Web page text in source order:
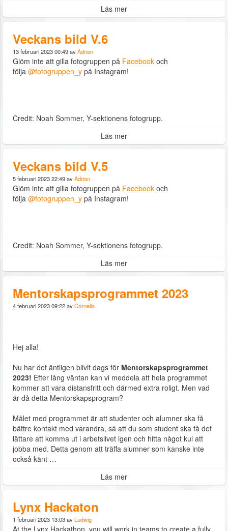
Läs mer
Veckans bild V.6
13 februari 2023 00:49 avAdrian
Glöm inte att gilla fotogruppen på Facebook och
följa @fotogruppen_y på Instagram!
Credit: Noah Sommer, Y-sektionens fotogrupp.
Läs mer
Veckans bild V.5
5 februari 2023 22:49 avAdrian
Glöm inte att gilla fotogruppen på Facebook och
följa @fotogruppen_y på Instagram!
Credit: Noah Sommer, Y-sektionens fotogrupp.
Läs mer
Mentorskapsprogrammet 2023
4 februari 2023 09:22 avCornelia
Hej alla!
Nu har det äntligen blivit dags för Mentorskapsprogrammet
2023! Efter lång väntan kan vi meddela att hela programmet
kommer att vara distansfritt och därmed extra roligt. Men vad
är då detta Mentorskapsprogram?
Målet med programmet är att studenter och alumner ska få
bättre kontakt med varandra, så att du som student ska få det
lättare att komma ut i arbetslivet igen och hitta något kul att
jobba med. Detta genom att träffa alumner som kanske inte
också känt …
Läs mer
Lynx Hackaton
1 februari 2023 13:03 avLudwig